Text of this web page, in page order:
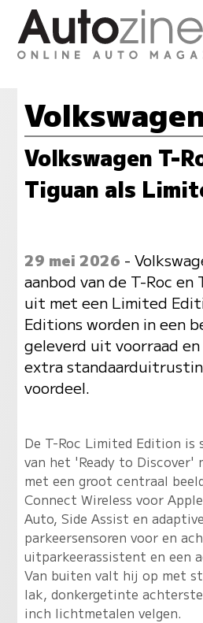
Volkswagen T-
Tiguan als
29 mei 2026 -
aanbod van de T-Roc
uit met een Limited
Editions worden in een
geleverd uit voorraad
extra
voordeel.
De T-Roc Limited Edition is
van het 'Ready to Discover'
met een groot centraal
Connect Wireless voor
Auto, Side Assist en
parkeersensoren voor en
uitparkeerassistent en een
Van buiten valt hij op met
lak, donkergetinte
inch lichtmetalen velgen.